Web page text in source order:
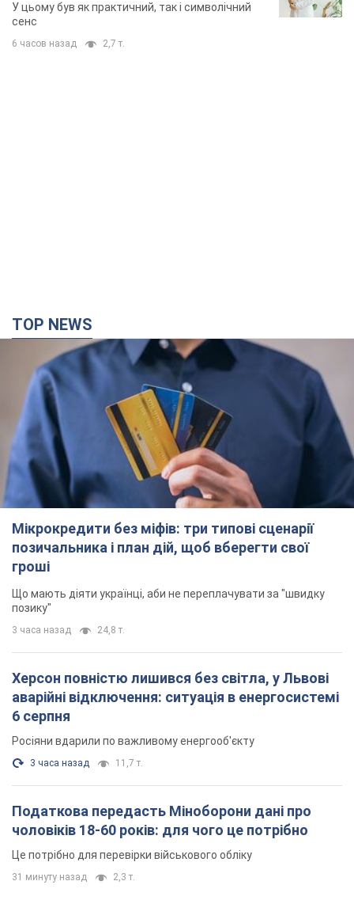
У цьому був як практичний, так і символічний
сенс
6 часов назад 2,7 т.
TOP NEWS
Мікрокредити без міфів: три типові сценарії
позичальника і план дій, щоб вберегти свої
гроші
Що мають діяти українці, аби не переплачувати за "швидку
позику"
3 часа назад 24,8 т.
Херсон повністю лишився без світла, у Львові
аварійні відключення: ситуація в енергосистемі
6 серпня
Росіяни вдарили по важливому енергооб'єкту
3 часа назад 11,7 т.
Податкова передасть Міноборони дані про
чоловіків 18-60 років: для чого це потрібно
Це потрібно для перевірки військового обліку
31 минуту назад 2,3 т.